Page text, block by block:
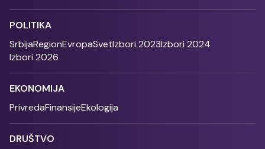
POLITIKA
SrbijaRegionEvropaSvetIzbori 2023Izbori 2024
Izbori 2026
EKONOMIJA
PrivredaFinansijeEkologija
DRUŠTVO